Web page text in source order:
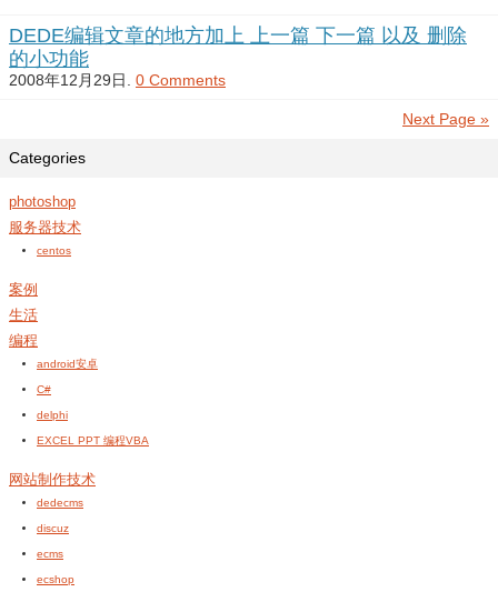
DEDE编辑文章的地方加上 上一篇 下一篇 以及 删除
的小功能
2008年12月29日. 0 Comments
Next Page »
Categories
photoshop
服务器技术
centos
案例
生活
编程
android安卓
C#
delphi
EXCEL PPT 编程VBA
网站制作技术
dedecms
discuz
ecms
ecshop